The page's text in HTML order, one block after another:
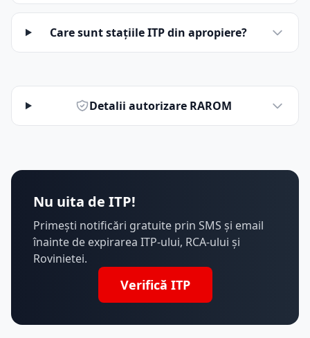
Care sunt stațiile ITP din apropiere?
Detalii autorizare RAROM
Nu uita de ITP!
Primești notificări gratuite prin SMS și email
înainte de expirarea ITP-ului, RCA-ului și
Rovinietei.
Verifică ITP